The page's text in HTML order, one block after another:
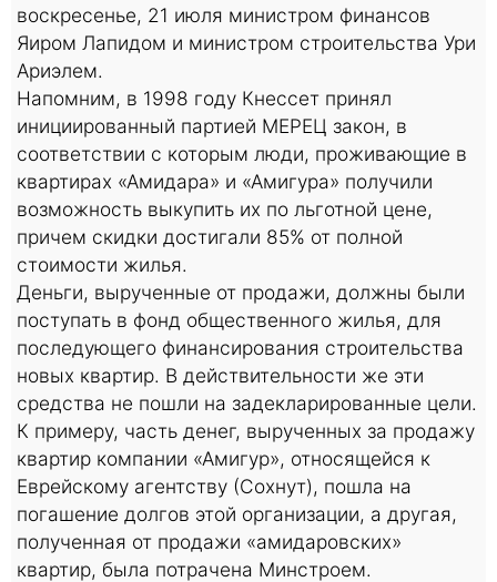
воскресенье, 21 июля министром финансов
Яиром Лапидом и министром строительства Ури
Ариэлем.
Напомним, в 1998 году Кнессет принял
инициированный партией МЕРЕЦ закон, в
соответствии с которым люди, проживающие в
квартирах «Амидара» и «Амигура» получили
возможность выкупить их по льготной цене,
причем скидки достигали 85% от полной
стоимости жилья.
Деньги, вырученные от продажи, должны были
поступать в фонд общественного жилья, для
последующего финансирования строительства
новых квартир. В действительности же эти
средства не пошли на задекларированные цели.
К примеру, часть денег, вырученных за продажу
квартир компании «Амигур», относящейся к
Еврейскому агентству (Сохнут), пошла на
погашение долгов этой организации, а другая,
полученная от продажи «амидаровских»
квартир, была потрачена Минстроем.